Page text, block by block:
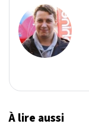
À lire aussi